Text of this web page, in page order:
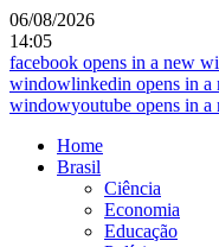
06/08/2026
14:05
facebook opens in a new
windowlinkedin opens in
windowyoutube opens in
Home
Brasil
Ciência
Economia
Educação